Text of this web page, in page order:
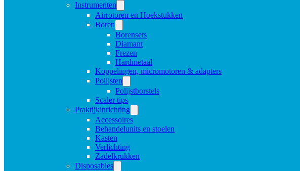
Instrumenten
Airrotoren en Hoekstukken
Boren
Borensets
Diamant
Frezen
Hardmetaal
Koppelingen, micromotoren & adapters
Polijsten
Polijstborstels
Scaler tips
Praktijkinrichting
Accessoires
Behandelunits en stoelen
Kasten
Verlichting
Zadelkrukken
Disposables